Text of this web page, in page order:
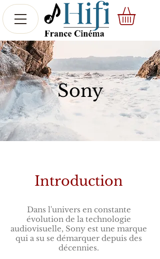
Sony
Introduction
Dans l'univers en constante
évolution de la technologie
audiovisuelle, Sony est une marque
qui a su se démarquer depuis des
décennies.